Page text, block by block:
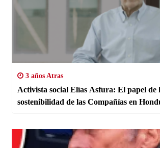
3 años Atras
Activista social Elías Asfura: El papel de
sostenibilidad de las Compañías en